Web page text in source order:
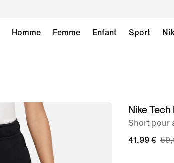
Homme Femme Enfant Sport
image 1
Nike
Short pour
41,99 €